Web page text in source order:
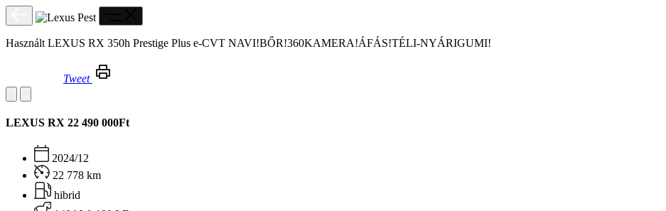
Használt LEXUS RX 350h Prestige Plus e-CVT NAVI!BŐR!360KAMERA!ÁFÁS!TÉLI-NYÁRIGUMI!
Tweet
LEXUS RX 22 490 000Ft
2024/12
22 778 km
hibrid